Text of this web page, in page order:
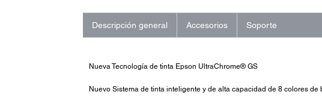
Descripción general Accesorios Soporte
Nueva Tecnología de tinta Epson UltraChrome® GS
Nuevo Sistema de tinta inteligente y de alta capacidad de 8 colores de